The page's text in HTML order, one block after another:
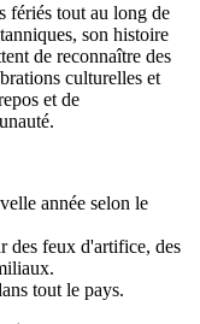
fériés tout au long de
son histoire
de reconnaître des
culturelles et
et de
année selon le
des feux d'artifice, des
tout le pays.